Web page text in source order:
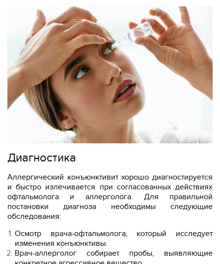
Диагностика
Аллергический конъюнктивит хорошо диагностируется
и быстро излечивается при согласованных действиях
офтальмолога и аллерголога. Для правильной
постановки диагноза необходимы следующие
обследования:
Осмотр врача-офтальмолога, который исследует
изменения конъюнктивы.
Врач-аллерголог собирает пробы, выявляющие